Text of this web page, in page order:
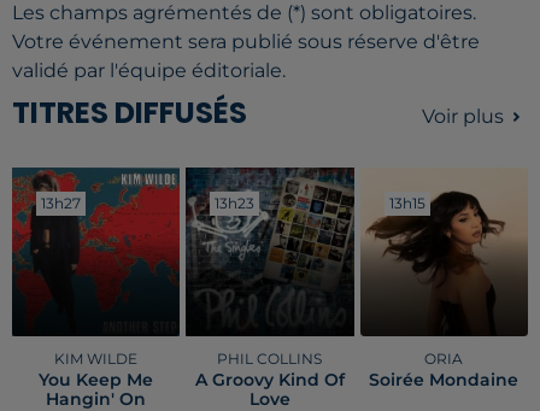
Les champs agrémentés de (*) sont obligatoires.
Votre événement sera publié sous réserve d'être
validé par l'équipe éditoriale.
TITRES DIFFUSÉS Voir plus
13h27
13h27
KIM WILDE
You Keep Me
Hangin' On
13h23
13h23
PHIL COLLINS
A Groovy Kind Of
Love
13h15
13h15
ORIA
Soirée Mondaine